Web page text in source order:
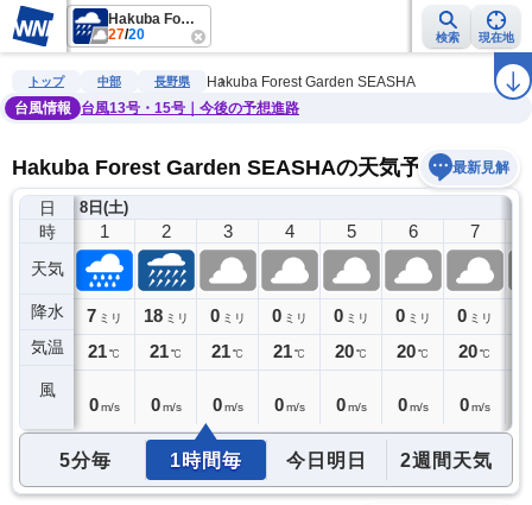
Hakuba Forest Garden SEASHA
27/20 検索 現在地
雨雲レーダー 台風情報 地震情報 警報・注意報 ラ
トップ 中部 長野県
Hakuba Forest Garden SEASHA
台風情報
台風13号・15号｜今後の予想進路
Hakuba Forest Garden SEASHAの天気予報 最新見解
日
時
天気
降水
気温
風
8日(土)
0
3ミリ
21℃
1
7 ミリ
21℃
0 m/s
2
18 ミリ
21℃
0 m/s
3
0 ミリ
21℃
0 m/s
4
0 ミリ
21℃
0 m/s
5
0 ミリ
20℃
0 m/s
6
0 ミリ
20℃
0 m/s
7
0 ミリ
20℃
0 m/s
5分毎 1時間毎 今日明日 2週間天気